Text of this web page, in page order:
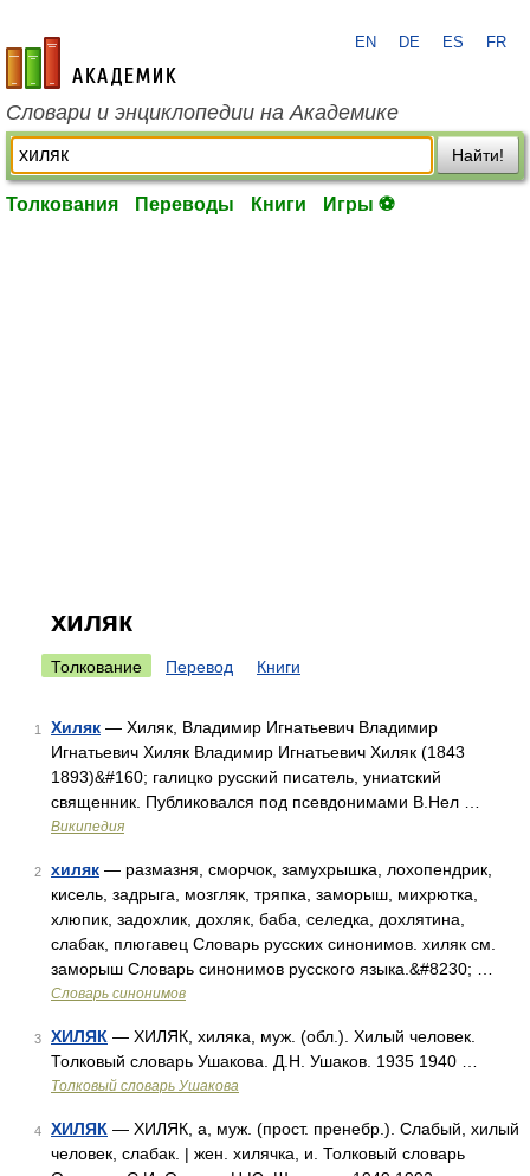
academic.ru
EN DE ES FR
Словари и энциклопедии на Академике
Найти!
Толкования Переводы Книги Игры ⚽
хиляк
Толкование Перевод Книги
1 Хиляк — Хиляк, Владимир Игнатьевич Владимир
Игнатьевич Хиляк Владимир Игнатьевич Хиляк (1843
1893)&#160; галицко русский писатель, униатский
священник. Публиковался под псевдонимами В.Нел …
Википедия
2 хиляк — размазня, сморчок, замухрышка, лохопендрик,
кисель, задрыга, мозгляк, тряпка, заморыш, михрютка,
хлюпик, задохлик, дохляк, баба, селедка, дохлятина,
слабак, плюгавец Словарь русских синонимов. хиляк см.
заморыш Словарь синонимов русского языка.&#8230; …
Словарь синонимов
3 ХИЛЯК — ХИЛЯК, хиляка, муж. (обл.). Хилый человек.
Толковый словарь Ушакова. Д.Н. Ушаков. 1935 1940 …
Толковый словарь Ушакова
4 ХИЛЯК — ХИЛЯК, а, муж. (прост. пренебр.). Слабый, хилый
человек, слабак. | жен. хилячка, и. Толковый словарь